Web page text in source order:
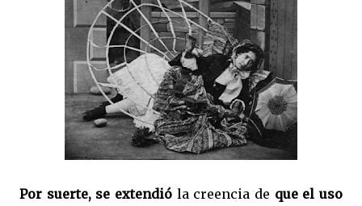
Por suerte, se extendió la creencia de que el uso